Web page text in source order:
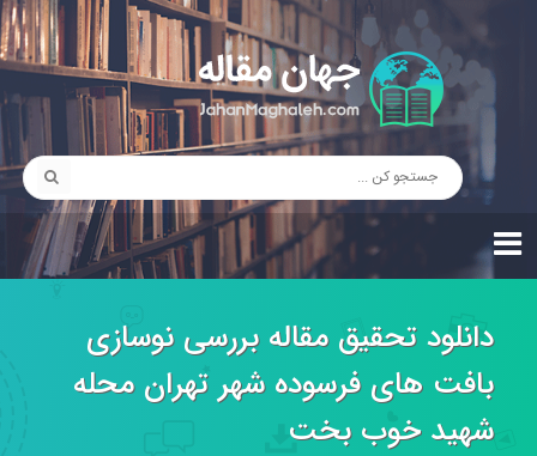
دانلود تحقیق مقاله بررسی نوسازی
بافت های فرسوده شهر تهران محله
شهید خوب بخت